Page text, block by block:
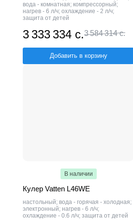
вода - комнатная; компрессорный;
нагрев - 6 л/ч; охлаждение - 2 л/ч;
защита от детей
3 333 334 с.3 584 314 с.
Добавить в корзину
В наличии
Кулер Vatten L46WE
настольный; вода - горячая - холодная;
электронный; нагрев - 6 л/ч;
охлаждение - 0.6 л/ч; защита от детей